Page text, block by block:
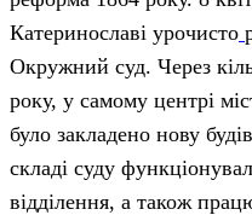
Катеринославі урочисто
Окружний суд. Через
року, у самому центрі
було закладено нову
складі суду
відділення, а також